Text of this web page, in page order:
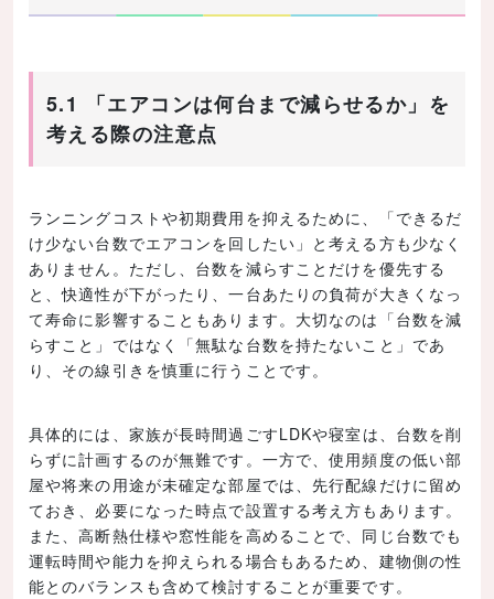
5.1 「エアコンは何台まで減らせるか」を
考える際の注意点
ランニングコストや初期費用を抑えるために、「できるだ
け少ない台数でエアコンを回したい」と考える方も少なく
ありません。ただし、台数を減らすことだけを優先する
と、快適性が下がったり、一台あたりの負荷が大きくなっ
て寿命に影響することもあります。大切なのは「台数を減
らすこと」ではなく「無駄な台数を持たないこと」であ
り、その線引きを慎重に行うことです。
具体的には、家族が長時間過ごすLDKや寝室は、台数を削
らずに計画するのが無難です。一方で、使用頻度の低い部
屋や将来の用途が未確定な部屋では、先行配線だけに留め
ておき、必要になった時点で設置する考え方もあります。
また、高断熱仕様や窓性能を高めることで、同じ台数でも
運転時間や能力を抑えられる場合もあるため、建物側の性
能とのバランスも含めて検討することが重要です。